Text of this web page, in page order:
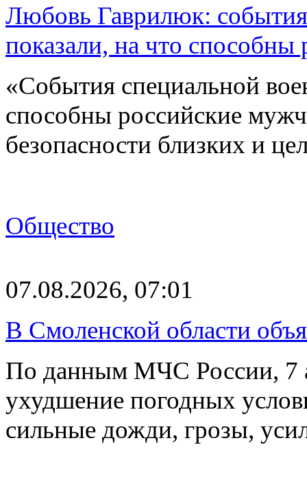
Любовь Гаврилюк:
показали, на что
«События специальной
способны российские
безопасности близких и
Общество
07.08.2026, 07:01
В Смоленской области
По данным МЧС России, 7
ухудшение погодных
сильные дожди, грозы,